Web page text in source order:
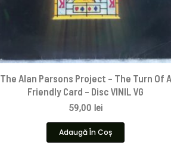
The Alan Parsons Project – The Turn Of A
Friendly Card – Disc VINIL VG
59,00 lei
Adaugă În Coș